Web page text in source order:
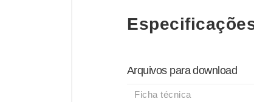
Arquivos para download
Ficha técnica